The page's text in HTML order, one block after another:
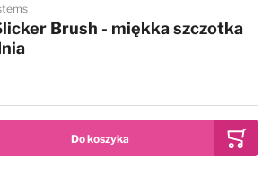
Brush - miękka szczotka